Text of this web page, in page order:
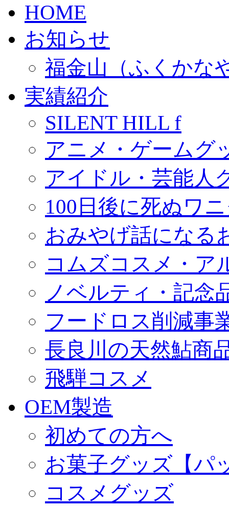
HOME
お知らせ
福金山（ふくかな
実績紹介
SILENT HILL f
アニメ・ゲームグ
アイドル・芸能人
100日後に死ぬワ
おみやげ話になる
コムズコスメ・ア
ノベルティ・記念
フードロス削減事
長良川の天然鮎商
飛騨コスメ
OEM製造
初めての方へ
お菓子グッズ【パ
コスメグッズ